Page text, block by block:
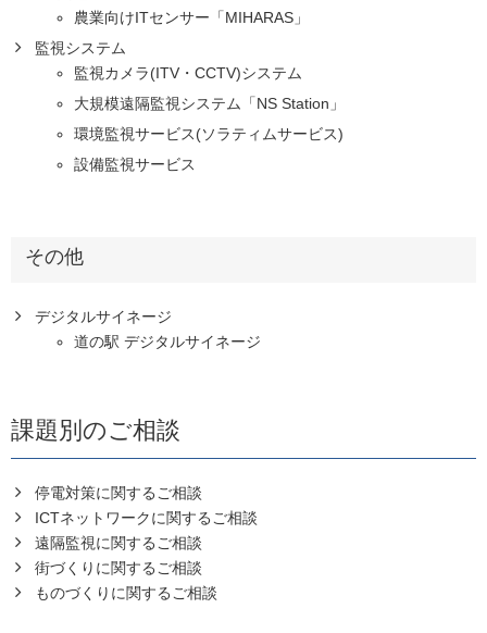
農業向けITセンサー「MIHARAS」
監視システム
監視カメラ(ITV・CCTV)システム
大規模遠隔監視システム「NS Station」
環境監視サービス(ソラティムサービス)
設備監視サービス
その他
デジタルサイネージ
道の駅 デジタルサイネージ
課題別のご相談
停電対策に関するご相談
ICTネットワークに関するご相談
遠隔監視に関するご相談
街づくりに関するご相談
ものづくりに関するご相談